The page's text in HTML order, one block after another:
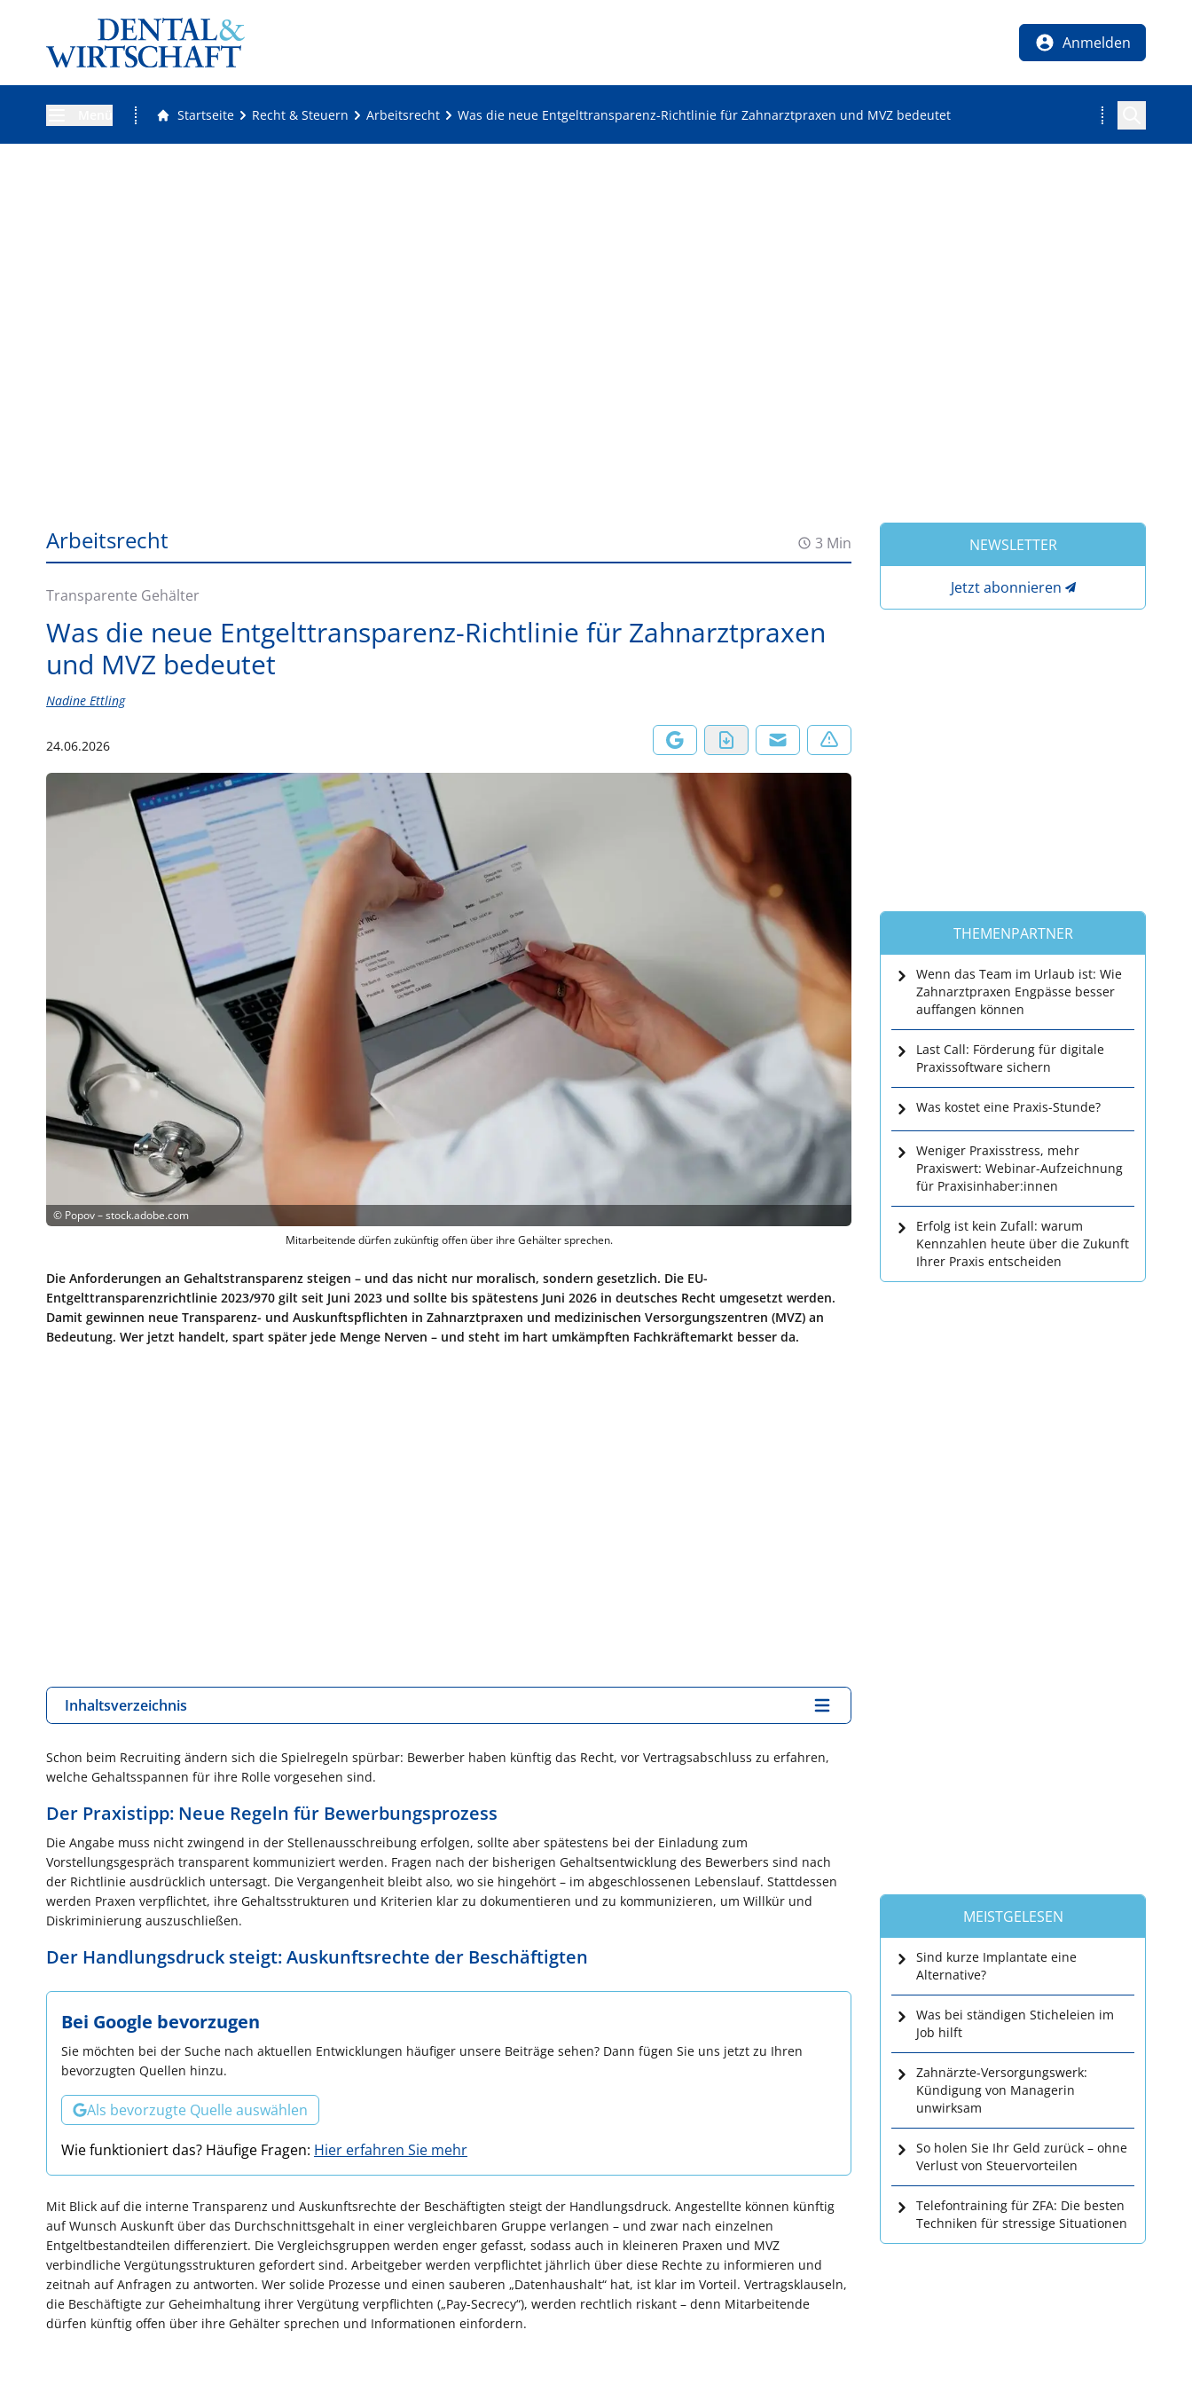
Anmelden
Startseite Recht & Steuern Arbeitsrecht Was die neue Entgelttransparenz-Richtlinie für Zahnarztpraxen und MVZ bedeutet
Arbeitsrecht 3 Min
Transparente Gehälter
Was die neue Entgelttransparenz-Richtlinie für Zahnarztpraxen
und MVZ bedeutet
Nadine Ettling
24.06.2026
© Popov – stock.adobe.com
Mitarbeitende dürfen zukünftig offen über ihre Gehälter sprechen.
Die Anforderungen an Gehaltstransparenz steigen – und das nicht nur moralisch, sondern gesetzlich. Die EU-
Entgelttransparenzrichtlinie 2023/970 gilt seit Juni 2023 und sollte bis spätestens Juni 2026 in deutsches Recht umgesetzt werden.
Damit gewinnen neue Transparenz- und Auskunftspflichten in Zahnarztpraxen und medizinischen Versorgungszentren (MVZ) an
Bedeutung. Wer jetzt handelt, spart später jede Menge Nerven – und steht im hart umkämpften Fachkräftemarkt besser da.
Inhaltsverzeichnis
Schon beim Recruiting ändern sich die Spielregeln spürbar: Bewerber haben künftig das Recht, vor Vertragsabschluss zu erfahren,
welche Gehaltsspannen für ihre Rolle vorgesehen sind.
Der Praxistipp: Neue Regeln für Bewerbungsprozess
Die Angabe muss nicht zwingend in der Stellenausschreibung erfolgen, sollte aber spätestens bei der Einladung zum
Vorstellungsgespräch transparent kommuniziert werden. Fragen nach der bisherigen Gehaltsentwicklung des Bewerbers sind nach
der Richtlinie ausdrücklich untersagt. Die Vergangenheit bleibt also, wo sie hingehört – im abgeschlossenen Lebenslauf. Stattdessen
werden Praxen verpflichtet, ihre Gehaltsstrukturen und Kriterien klar zu dokumentieren und zu kommunizieren, um Willkür und
Diskriminierung auszuschließen.
Der Handlungsdruck steigt: Auskunftsrechte der Beschäftigten
Bei Google bevorzugen
Sie möchten bei der Suche nach aktuellen Entwicklungen häufiger unsere Beiträge sehen? Dann fügen Sie uns jetzt zu Ihren
bevorzugten Quellen hinzu.
Als bevorzugte Quelle auswählen
Wie funktioniert das? Häufige Fragen: Hier erfahren Sie mehr
Mit Blick auf die interne Transparenz und Auskunftsrechte der Beschäftigten steigt der Handlungsdruck. Angestellte können künftig
auf Wunsch Auskunft über das Durchschnittsgehalt in einer vergleichbaren Gruppe verlangen – und zwar nach einzelnen
Entgeltbestandteilen differenziert. Die Vergleichsgruppen werden enger gefasst, sodass auch in kleineren Praxen und MVZ
verbindliche Vergütungsstrukturen gefordert sind. Arbeitgeber werden verpflichtet jährlich über diese Rechte zu informieren und
zeitnah auf Anfragen zu antworten. Wer solide Prozesse und einen sauberen „Datenhaushalt“ hat, ist klar im Vorteil. Vertragsklauseln,
die Beschäftigte zur Geheimhaltung ihrer Vergütung verpflichten („Pay-Secrecy“), werden rechtlich riskant – denn Mitarbeitende
dürfen künftig offen über ihre Gehälter sprechen und Informationen einfordern.
NEWSLETTER
Jetzt abonnieren
THEMENPARTNER
Wenn das Team im Urlaub ist: Wie
Zahnarztpraxen Engpässe besser
auffangen können
Last Call: Förderung für digitale
Praxissoftware sichern
Was kostet eine Praxis-Stunde?
Weniger Praxisstress, mehr
Praxiswert: Webinar-Aufzeichnung
für Praxisinhaber:innen
Erfolg ist kein Zufall: warum
Kennzahlen heute über die Zukunft
Ihrer Praxis entscheiden
MEISTGELESEN
Sind kurze Implantate eine
Alternative?
Was bei ständigen Sticheleien im
Job hilft
Zahnärzte-Versorgungswerk:
Kündigung von Managerin
unwirksam
So holen Sie Ihr Geld zurück – ohne
Verlust von Steuervorteilen
Telefontraining für ZFA: Die besten
Techniken für stressige Situationen